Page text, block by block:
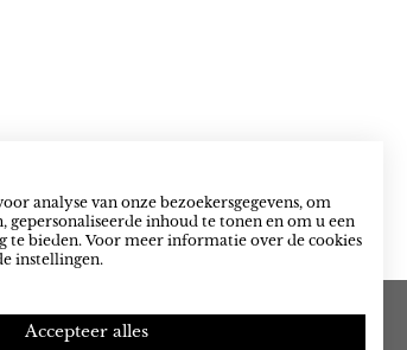
analyse van onze bezoekersgegevens, om
gepersonaliseerde inhoud te tonen en om u een
te bieden. Voor meer informatie over de cookies
instellingen.
Accepteer alles